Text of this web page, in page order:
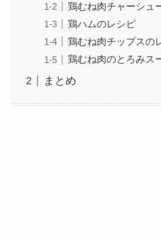
鶏むね肉チャーシュ
鶏ハムのレシピ
鶏むね肉チップスの
鶏むね肉のとろみス
まとめ